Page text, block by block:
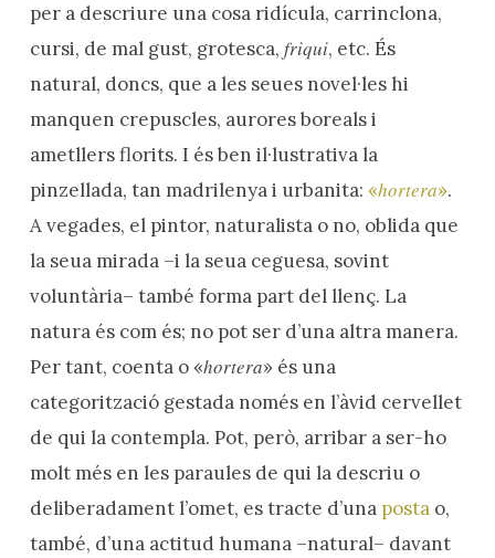
per a descriure una cosa ridícula, carrinclona,
cursi, de mal gust, grotesca, friqui, etc. És
natural, doncs, que a les seues novel·les hi
manquen crepuscles, aurores boreals i
ametllers florits. I és ben il·lustrativa la
pinzellada, tan madrilenya i urbanita: «hortera».
A vegades, el pintor, naturalista o no, oblida que
la seua mirada –i la seua ceguesa, sovint
voluntària– també forma part del llenç. La
natura és com és; no pot ser d’una altra manera.
Per tant, coenta o «hortera» és una
categorització gestada només en l’àvid cervellet
de qui la contempla. Pot, però, arribar a ser-ho
molt més en les paraules de qui la descriu o
deliberadament l’omet, es tracte d’una postao,
també, d’una actitud humana –natural– davant